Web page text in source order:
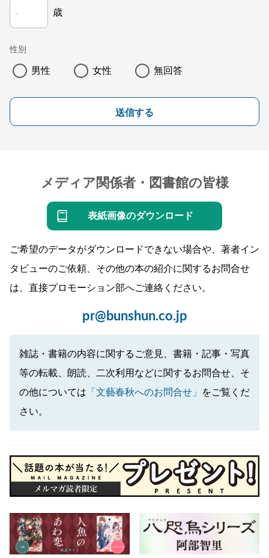
歳
性別
男性 女性 無回答
送信する
メディア関係者・図書館の皆様
表紙画像のダウンロード
ご希望のデータがダウンロードできない場合や、著者イン
タビューのご依頼、その他の本の紹介に関するお問合せ
は、直接プロモーション部へご連絡ください。
pr@bunshun.co.jp
雑誌・書籍の内容に関するご意見、書籍・記事・写真
等の転載、朗読、二次利用などに関するお問合せ、そ
の他については 「文藝春秋へのお問合せ」
をご覧くだ
さい。